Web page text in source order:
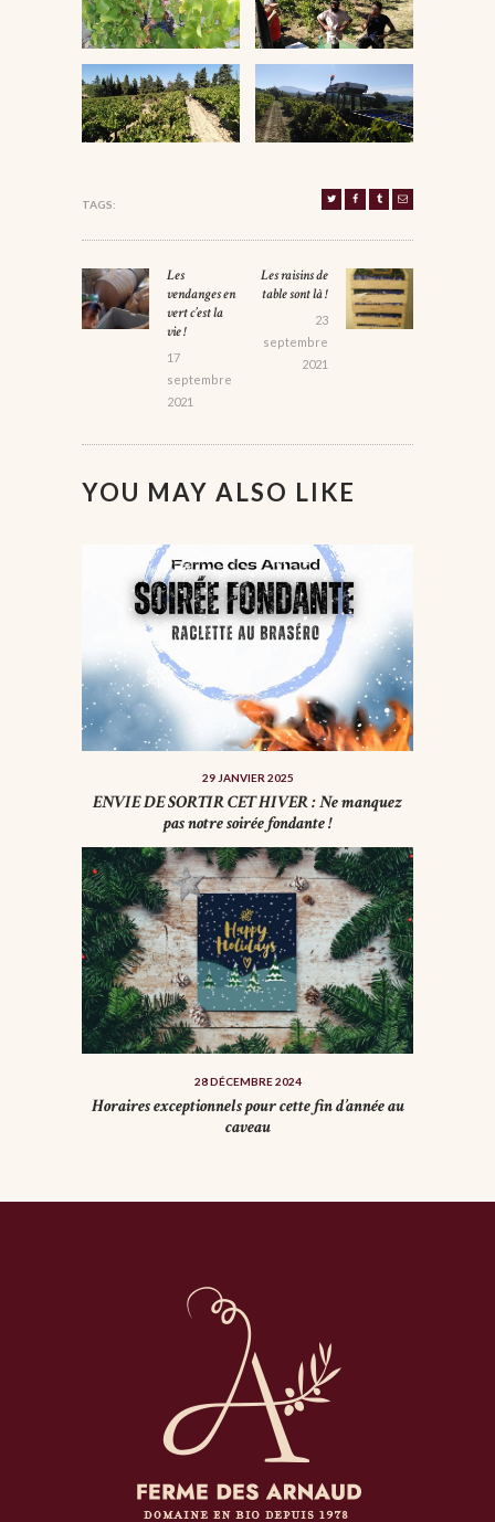
TAGS:
DE
L’ARTICLE
Previous
post:
Les
vendanges en
vert c’est la
vie !
17
septembre
2021
Next
post:
Les raisins de
table sont là !
23
septembre
2021
YOU MAY ALSO LIKE
29 JANVIER 2025
ENVIE DE SORTIR CET HIVER : Ne manquez
pas notre soirée fondante !
28 DÉCEMBRE 2024
Horaires exceptionnels pour cette fin d’année au
caveau